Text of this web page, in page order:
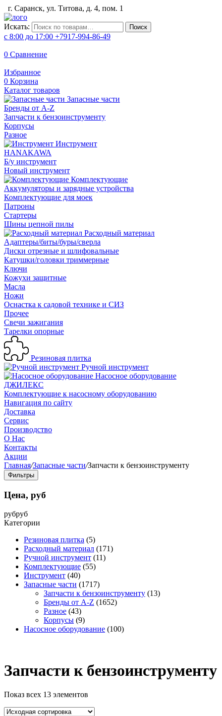
г. Саранск, ул. Титова, д. 4, пом. 1
Искать: Поиск
с 8:00 до 17:00 +7917-994-86-49
0 Сравнение
Избранное
0 Корзина
Каталог товаров
Запасные части
Бренды от A-Z
Запчасти к бензоинструменту
Корпусы
Разное
Инструмент
HANAKAWA
Б/у инструмент
Новый инструмент
Комплектующие
Аккумуляторы и зарядные устройства
Комплектующие для моек
Патроны
Стартеры
Шины цепной пилы
Расходный материал
Адаптеры/биты/буры/сверла
Диски отрезные и шлифовальные
Катушки/головки триммерные
Ключи
Кожухи защитные
Масла
Ножи
Оснастка к садовой технике и СИЗ
Прочее
Свечи зажигания
Тарелки опорные
Резиновая плитка
Ручной инструмент
Насосное оборудование
ДЖИЛЕКС
Комплектующие к насосному оборудованию
Навигация по сайту
Доставка
Сервис
Производство
О Нас
Контакты
Акции
Главная/Запасные части/Запчасти к бензоинструменту
Фильтры
Цена, руб
рубруб
Категории
Резиновая плитка (5)
Расходный материал (171)
Ручной инструмент (11)
Комплектующие (55)
Инструмент (40)
Запасные части (1717)
Запчасти к бензоинструменту (13)
Бренды от A-Z (1652)
Разное (43)
Корпусы (9)
Насосное оборудование (100)
Запчасти к бензоинструменту
Показ всех 13 элементов